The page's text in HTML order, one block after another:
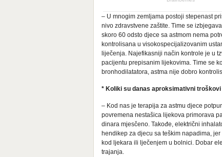
– U mnogim zemljama postoji stepenast
nivo zdravstvene zaštite. Time se
skoro 60 odsto djece sa astmom nema
kontrolisana u visokospecijalizovanim
liječenja. Najefikasniji način kontrole je u
pacijentu prepisanim lijekovima. Time se
bronhodilatatora, astma nije dobro
* Koliki su danas aproksimativni
– Kod nas je terapija za astmu djece
povremena nestašica lijekova primorava
dinara mjesčeno. Takođe, električni
hendikep za djecu sa teškim napadima,
kod ljekara ili lječenjem u bolnici. Dobar
trajanja.